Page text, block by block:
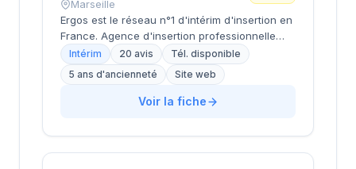
établi du recrutement en région PACA.
Marseille
Ergos est le réseau n°1 d'intérim d'insertion en
France. Agence d'insertion professionnelle
spécialisée dans l'accompagnement des
personnes en difficultés (demandeurs
d'emploi longue durée, bénéficiaires RSA,
jeunes en difficulté, travailleurs handicapés).
Intérim 20 avis
Tél. disponible
5 ans d'ancienneté
Site web
Voir la fiche